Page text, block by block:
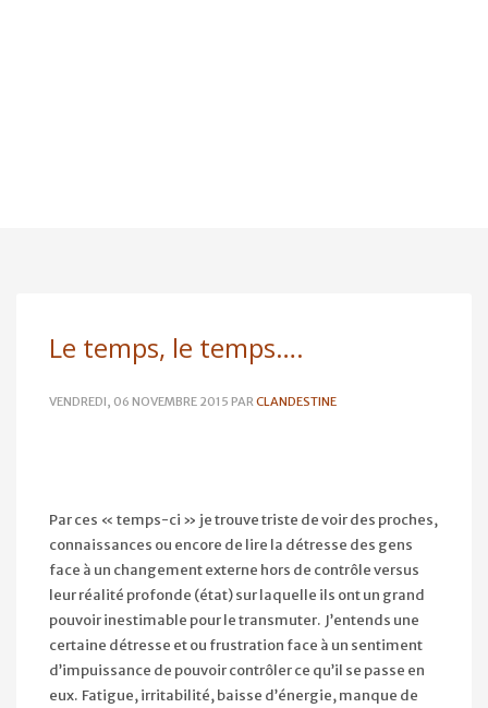
Le temps, le temps….
VENDREDI, 06 NOVEMBRE 2015 PARCLANDESTINE
Par ces « temps-ci » je trouve triste de voir des proches,
connaissances ou encore de lire la détresse des gens
face à un changement externe hors de contrôle versus
leur réalité profonde (état) sur laquelle ils ont un grand
pouvoir inestimable pour le transmuter. J’entends une
certaine détresse et ou frustration face à un sentiment
d’impuissance de pouvoir contrôler ce qu’il se passe en
eux. Fatigue, irritabilité, baisse d’énergie, manque de